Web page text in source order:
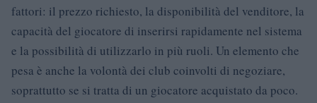
fattori: il prezzo richiesto, la disponibilità del venditore, la
capacità del giocatore di inserirsi rapidamente nel sistema
e la possibilità di utilizzarlo in più ruoli. Un elemento che
pesa è anche la volontà dei club coinvolti di negoziare,
soprattutto se si tratta di un giocatore acquistato da poco.